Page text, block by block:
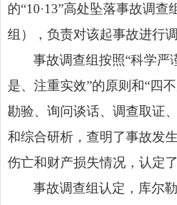
的“10·13”高处坠落事故调
组），负责对该起事故进行调
事故调查组按照“科学严
是、注重实效”的原则和“四
勘验、询问谈话、调查取证
和综合研析，查明了事故发
伤亡和财产损失情况，认定
事故调查组认定，库尔